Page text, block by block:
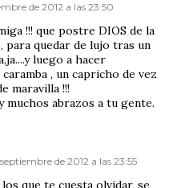
de 2012 a las 23:50
!!! que postre DIOS de la
para quedar de lujo tras un
luego a hacer
, un capricho de vez
maravilla !!!
muchos abrazos a tu gente.
de 2012 a las 23:55
que te cuesta olvidar, se